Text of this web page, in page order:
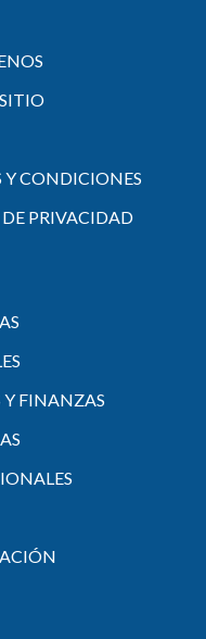
CONDICIONES
PRIVACIDAD
Y FINANZAS